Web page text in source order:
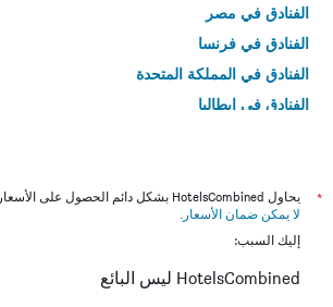
الفنادق في مصر
الفنادق في فرنسا
الفنادق في المملكة المتحدة
الفنادق في إيطاليا
*
يحاول HotelsCombined بشكل دائم الحصول على الأسعار الدقيقة، ولكن
لا يمكن ضمان الأسعار .
إليك السبب:
HotelsCombined ليس البائع